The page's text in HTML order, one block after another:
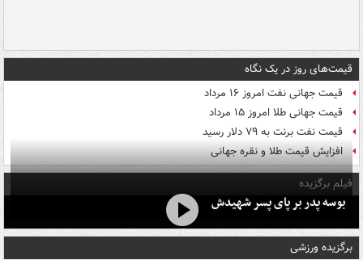
قیمت‌های روز در یک نگاه
قیمت جهانی نفت امروز ۱۶ مرداد
قیمت جهانی طلا امروز ۱۵ مرداد
قیمت نفت برنت به ۷۹ دلار رسید
افزایش قیمت طلا و نقره جهانی
فیلم برگزیده
بوسه‌ پدر بر پای پسر شهیدش
برگزیده ورزشی